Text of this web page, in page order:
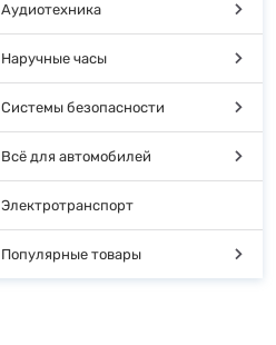
Аудиотехника
Наручные часы
Системы безопасности
Всё для автомобилей
Электротранспорт
Популярные товары